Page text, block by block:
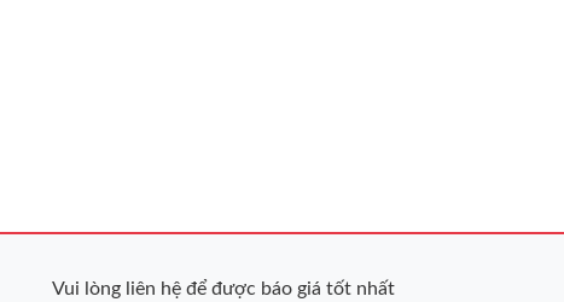
Vui lòng liên hệ để được báo giá tốt nhất